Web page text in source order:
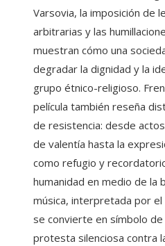
Varsovia, la imposición de
arbitrarias y las
muestran cómo una
degradar la dignidad y la
grupo étnico-religioso.
película también reseña
de resistencia: desde
de valentía hasta la
como refugio y
humanidad en medio de la
música, interpretada por
se convierte en símbolo de
protesta silenciosa contra